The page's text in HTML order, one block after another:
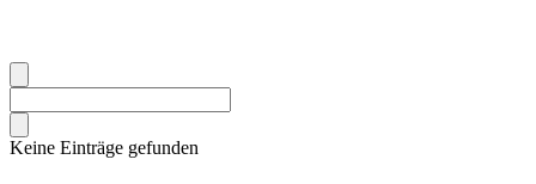
Keine Einträge gefunden